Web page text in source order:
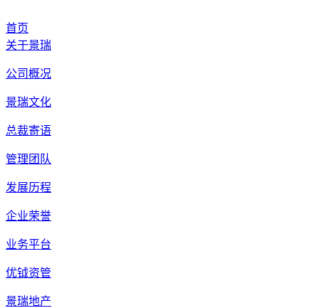
首页
关于景瑞
公司概况
景瑞文化
总裁寄语
管理团队
发展历程
企业荣誉
业务平台
优钺资管
景瑞地产